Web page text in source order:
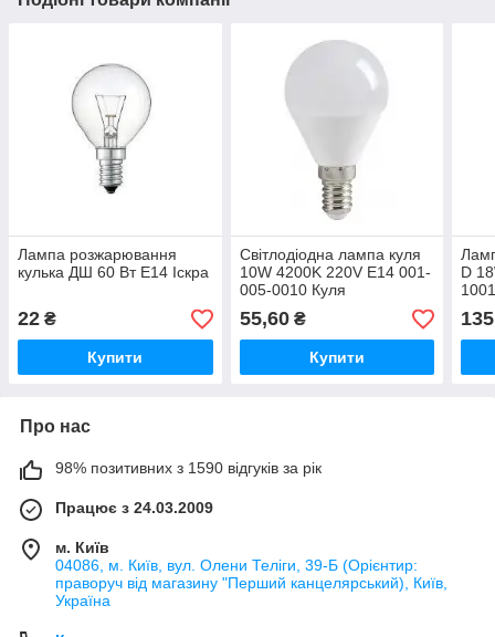
Лампа розжарювання
кулька ДШ 60 Вт Е14 Іскра
22 ₴
Купити
Світлодіодна лампа куля
10W 4200K 220V E14 001-
005-0010 Куля
55,60₴
Купити
D
Про нас
98% позитивних з 1590 відгуків за рік
Працює з 24.03.2009
м. Київ
04086, м. Київ, вул. Олени Теліги, 39-Б (Орієнтир:
праворуч від магазину "Перший канцелярський), Київ,
Україна